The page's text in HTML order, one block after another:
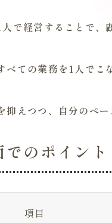
で経営することで、
べての業務を1人でこ
抑えつつ、自分のペ
でのポイン
項目